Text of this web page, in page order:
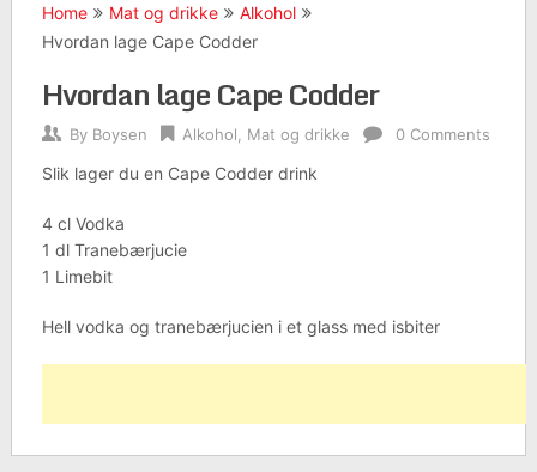
Home Mat og drikke
Alkohol
Hvordan lage Cape Codder
Hvordan lage Cape Codder
By Boysen Alkohol Mat og drikke 0 Comments
Slik lager du en Cape Codder drink
4 cl Vodka
1 dl Tranebærjucie
1 Limebit
Hell vodka og tranebærjucien i et glass med isbiter